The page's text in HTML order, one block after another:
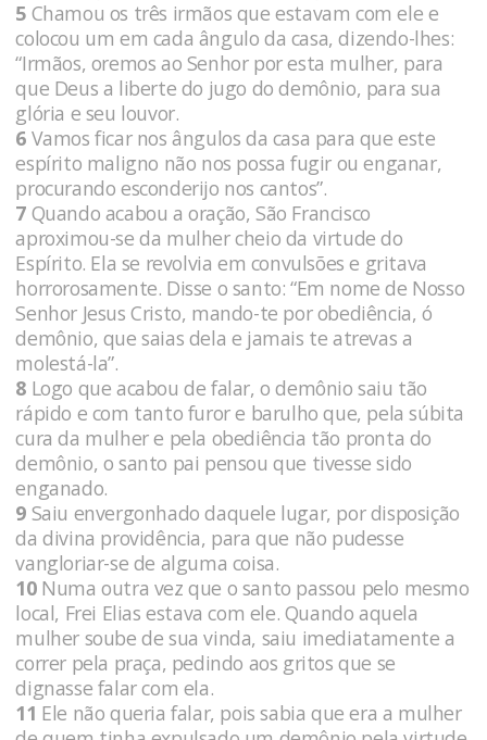
5 Chamou os três irmãos que estavam com ele e
colocou um em cada ângulo da casa, dizendo-lhes:
“Irmãos, oremos ao Senhor por esta mulher, para
que Deus a liberte do jugo do demônio, para sua
glória e seu louvor.
6 Vamos ficar nos ângulos da casa para que este
espírito maligno não nos possa fugir ou enganar,
procurando esconderijo nos cantos”.
7 Quando acabou a oração, São Francisco
aproximou-se da mulher cheio da virtude do
Espírito. Ela se revolvia em convulsões e gritava
horrorosamente. Disse o santo: “Em nome de Nosso
Senhor Jesus Cristo, mando-te por obediência, ó
demônio, que saias dela e jamais te atrevas a
molestá-la”.
8 Logo que acabou de falar, o demônio saiu tão
rápido e com tanto furor e barulho que, pela súbita
cura da mulher e pela obediência tão pronta do
demônio, o santo pai pensou que tivesse sido
enganado.
9 Saiu envergonhado daquele lugar, por disposição
da divina providência, para que não pudesse
vangloriar-se de alguma coisa.
10Numa outra vez que o santo passou pelo mesmo
local, Frei Elias estava com ele. Quando aquela
mulher soube de sua vinda, saiu imediatamente a
correr pela praça, pedindo aos gritos que se
dignasse falar com ela.
11 Ele não queria falar, pois sabia que era a mulher